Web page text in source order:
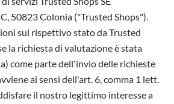
50823 Colonia ("Trusted Shops").
sul rispettivo stato da Trusted
la richiesta di valutazione è stata
come parte dell'invio delle richieste
ai sensi dell'art. 6, comma 1 lett.
il nostro legittimo interesse a